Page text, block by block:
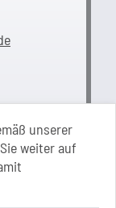
unserer
weiter auf